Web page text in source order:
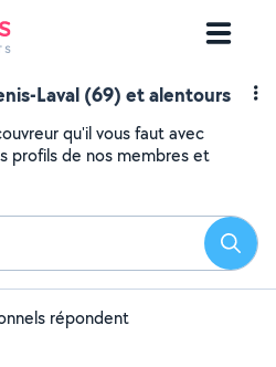
Laval (69) et alentours
qu'il vous faut avec
profils de nos membres et
répondent